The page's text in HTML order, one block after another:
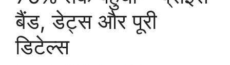
बैंड, डेट्स और पूरी
डिटेल्स